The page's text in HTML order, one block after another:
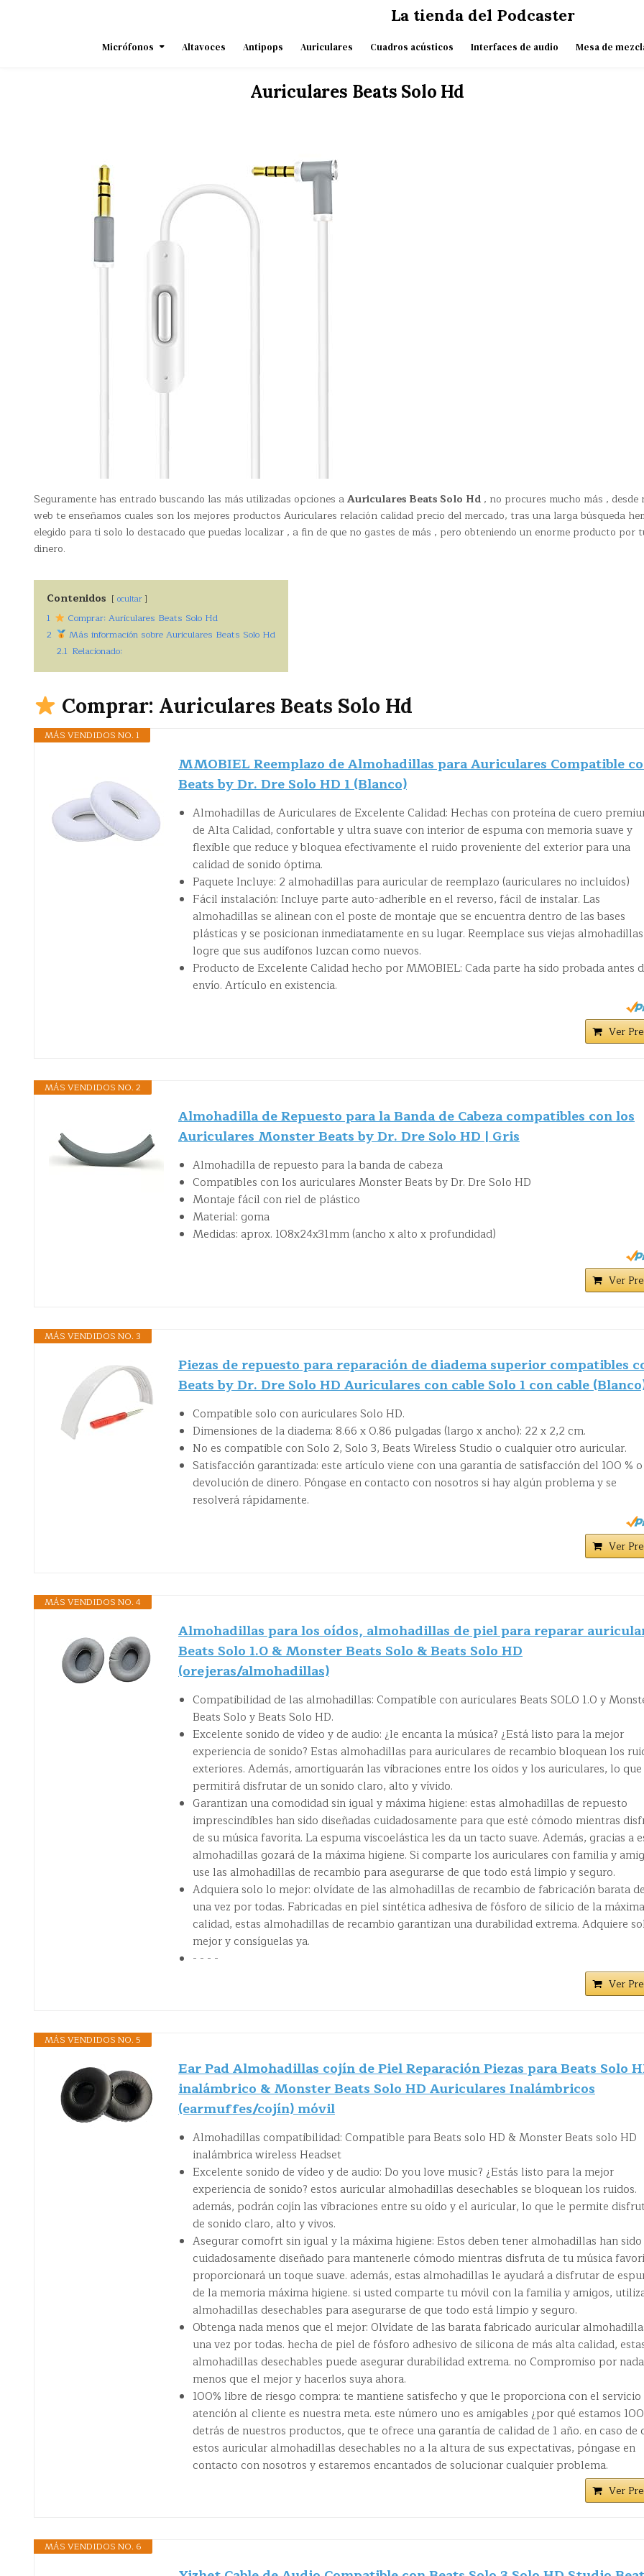
La tienda del Podcaster
Micrófonos Altavoces Antipops Auriculares Cuadros acústicos Interfaces de audio Mesa de
Auriculares Beats Solo Hd
Seguramente has entrado buscando las más utilizadas opciones aAuriculares Beats Solo Hd , no procures mucho más , desde
web te enseñamos cuales son los mejores productos Auriculares relación calidad precio del mercado, tras una larga búsqueda
elegido para ti solo lo destacado que puedas localizar , a fin de que no gastes de más , pero obteniendo un enorme producto por
dinero.
Contenidos ocultar
1
Comprar: Auriculares Beats Solo Hd
2
Más información sobre Auriculares Beats Solo Hd
2.1 Relacionado:
Comprar: Auriculares Beats Solo Hd
MÁS VENDIDOS NO. 1
MMOBIEL Reemplazo de Almohadillas para Auriculares Compatible
Beats by Dr. Dre Solo HD 1 (Blanco)
Almohadillas de Auriculares de Excelente Calidad: Hechas con proteína de cuero
de Alta Calidad, confortable y ultra suave con interior de espuma con memoria suave y
flexible que reduce y bloquea efectivamente el ruido proveniente del exterior para una
calidad de sonido óptima.
Paquete Incluye: 2 almohadillas para auricular de reemplazo (auriculares no incluídos)
Fácil instalación: Incluye parte auto-adherible en el reverso, fácil de instalar. Las
almohadillas se alinean con el poste de montaje que se encuentra dentro de las bases
plásticas y se posicionan inmediatamente en su lugar. Reemplace sus viejas
logre que sus audífonos luzcan como nuevos.
Producto de Excelente Calidad hecho por MMOBIEL: Cada parte ha sido probada antes
envío. Artículo en existencia.
Ver
MÁS VENDIDOS NO. 2
Almohadilla de Repuesto para la Banda de Cabeza compatibles con los
Auriculares Monster Beats by Dr. Dre Solo HD | Gris
Almohadilla de repuesto para la banda de cabeza
Compatibles con los auriculares Monster Beats by Dr. Dre Solo HD
Montaje fácil con riel de plástico
Material: goma
Medidas: aprox. 108x24x31mm (ancho x alto x profundidad)
Ver
MÁS VENDIDOS NO. 3
Piezas de repuesto para reparación de diadema superior compatibles
Beats by Dr. Dre Solo HD Auriculares con cable Solo 1 con cable
Compatible solo con auriculares Solo HD.
Dimensiones de la diadema: 8.66 x 0.86 pulgadas (largo x ancho): 22 x 2,2 cm.
No es compatible con Solo 2, Solo 3, Beats Wireless Studio o cualquier otro auricular.
Satisfacción garantizada: este artículo viene con una garantía de satisfacción del 100 %
devolución de dinero. Póngase en contacto con nosotros si hay algún problema y se
resolverá rápidamente.
Ver
MÁS VENDIDOS NO. 4
Almohadillas para los oídos, almohadillas de piel para reparar
Beats Solo 1.0 & Monster Beats Solo & Beats Solo HD
(orejeras/almohadillas)
Compatibilidad de las almohadillas: Compatible con auriculares Beats SOLO 1.0 y
Beats Solo y Beats Solo HD.
Excelente sonido de vídeo y de audio: ¿le encanta la música? ¿Está listo para la mejor
experiencia de sonido? Estas almohadillas para auriculares de recambio bloquean los
exteriores. Además, amortiguarán las vibraciones entre los oídos y los auriculares, lo
permitirá disfrutar de un sonido claro, alto y vívido.
Garantizan una comodidad sin igual y máxima higiene: estas almohadillas de repuesto
imprescindibles han sido diseñadas cuidadosamente para que esté cómodo mientras
de su música favorita. La espuma viscoelástica les da un tacto suave. Además, gracias a
almohadillas gozará de la máxima higiene. Si comparte los auriculares con familia y
use las almohadillas de recambio para asegurarse de que todo está limpio y seguro.
Adquiera solo lo mejor: olvídate de las almohadillas de recambio de fabricación barata de
una vez por todas. Fabricadas en piel sintética adhesiva de fósforo de silicio de la máxima
calidad, estas almohadillas de recambio garantizan una durabilidad extrema. Adquiere
mejor y consíguelas ya.
- - - -
Ver
MÁS VENDIDOS NO. 5
Ear Pad Almohadillas cojín de Piel Reparación Piezas para Beats Solo
inalámbrico & Monster Beats Solo HD Auriculares Inalámbricos
(earmuffes/cojín) móvil
Almohadillas compatibilidad: Compatible para Beats solo HD & Monster Beats solo HD
inalámbrica wireless Headset
Excelente sonido de vídeo y de audio: Do you love music? ¿Estás listo para la mejor
experiencia de sonido? estos auricular almohadillas desechables se bloquean los ruidos.
además, podrán cojín las vibraciones entre su oído y el auricular, lo que le permite
de sonido claro, alto y vivos.
Asegurar comofrt sin igual y la máxima higiene: Estos deben tener almohadillas han sido
cuidadosamente diseñado para mantenerle cómodo mientras disfruta de tu música
proporcionará un toque suave. además, estas almohadillas le ayudará a disfrutar de
de la memoria máxima higiene. si usted comparte tu móvil con la familia y amigos,
almohadillas desechables para asegurarse de que todo está limpio y seguro.
Obtenga nada menos que el mejor: Olvídate de las barata fabricado auricular
una vez por todas. hecha de piel de fósforo adhesivo de silicona de más alta calidad,
almohadillas desechables puede asegurar durabilidad extrema. no Compromiso por nada
menos que el mejor y hacerlos suya ahora.
100% libre de riesgo compra: te mantiene satisfecho y que le proporciona con el servicio
atención al cliente es nuestra meta. este número uno es amigables ¿por qué estamos
detrás de nuestros productos, que te ofrece una garantía de calidad de 1 año. en caso de
estos auricular almohadillas desechables no a la altura de sus expectativas, póngase en
contacto con nosotros y estaremos encantados de solucionar cualquier problema.
Ver
MÁS VENDIDOS NO. 6